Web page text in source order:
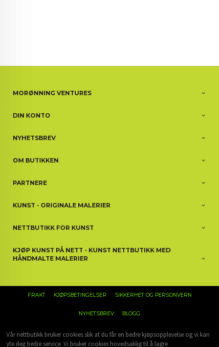
MORØNNING VENTURES
DIN KONTO
NYHETSBREV
OM BUTIKKEN
PARTNERE
KUNST - ORIGINALE MALERIER
NETTBUTIKK FOR KUNST
KJØP KUNST PÅ NETT - KUNST NETTBUTIKK MED
HÅNDMALTE MALERIER
FRAKT KJØPSBETINGELSER SIKKERHET OG PERSONVERN
NYHETSBREV BLOGG
Vår nettbutikk bruker cookies slik at du får en bedre kjøpsopplevelse og vi kan
yte deg bedre service. Vi bruker cookies hovedsaklig til å lagre